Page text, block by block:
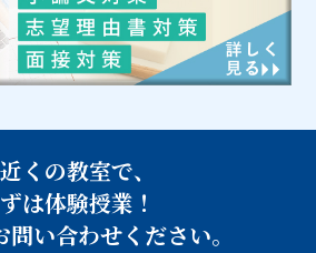
くの教室で、
は体験授業！
い合わせください。